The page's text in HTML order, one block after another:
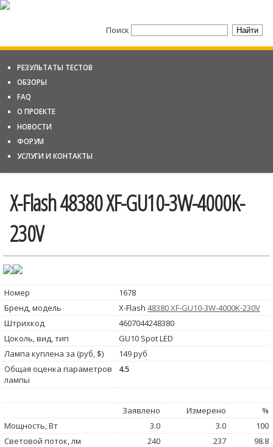
Поиск
РЕЗУЛЬТАТЫ ТЕСТОВ
ОБЗОРЫ
FAQ
О ПРОЕКТЕ
НОВОСТИ
ФОРУМ
УСЛУГИ И КОНТАКТЫ
X-Flash 48380 XF-GU10-3W-4000K-
230V
Номер
1678
Бренд, модель
X-Flash 48380 XF-GU10-3W-4000K-230V
Штрихкод
4607044248380
Цоколь, вид, тип
GU10 Spot LED
Лампа куплена за (руб, $)
149 руб
Общая оценка параметров
лампы
4.5
Заявлено Измерено
%
Мощность, Вт
3.0 3.0
100
Световой поток, лм
240 237
98.8